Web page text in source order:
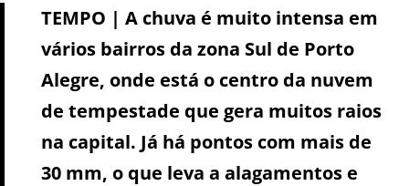
TEMPO | A chuva é muito intensa em
vários bairros da zona Sul de Porto
Alegre, onde está o centro da nuvem
de tempestade que gera muitos raios
na capital. Já há pontos com mais de
30 mm, o que leva a alagamentos e